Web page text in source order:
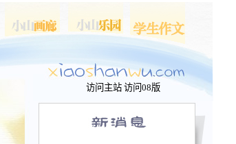
访问主站 访问08版